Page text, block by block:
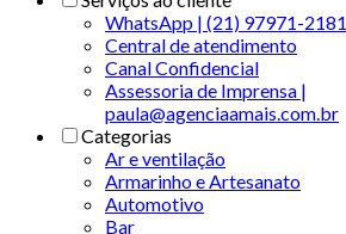
WhatsApp | (21) 97971-2181
Central de atendimento
Canal Confidencial
Assessoria de Imprensa |
paula@agenciaamais.com.br
Categorias
Ar e ventilação
Armarinho e Artesanato
Automotivo
Bar